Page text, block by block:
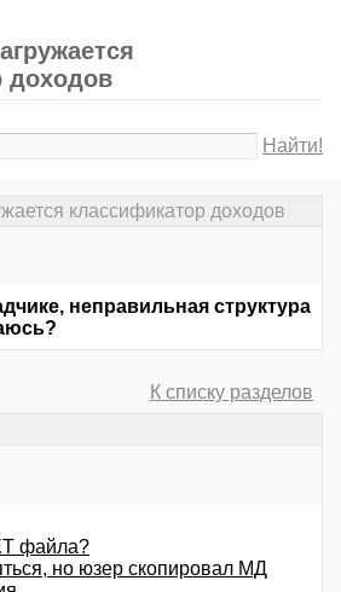
доходов
Найти!
классификатор доходов
неправильная структура
К списку разделов
файла?
но юзер скопировал МД